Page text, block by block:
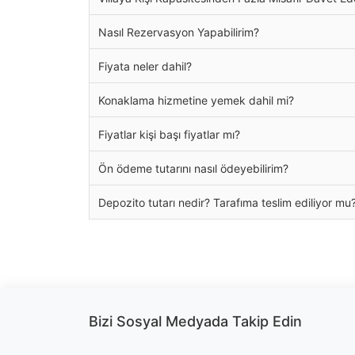
Nasıl Rezervasyon Yapabilirim?
Fiyata neler dahil?
Konaklama hizmetine yemek dahil mi?
Fiyatlar kişi başı fiyatlar mı?
Ön ödeme tutarını nasıl ödeyebilirim?
Depozito tutarı nedir? Tarafıma teslim ediliyor
Bizi Sosyal Medyada Takip Edin